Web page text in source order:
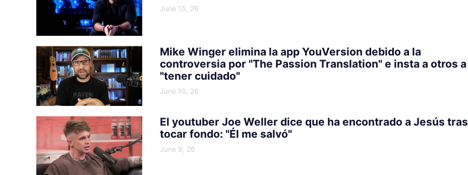
June 15, 26
Mike Winger elimina la app YouVersion debido a la
controversia por "The Passion Translation" e insta a otros a
"tener cuidado"
June 10, 26
El youtuber Joe Weller dice que ha encontrado a Jesús tras
tocar fondo: "Él me salvó"
June 9, 26